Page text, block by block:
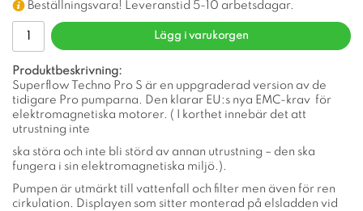
Beställningsvara! Leveranstid 5-10 arbetsdagar.
Lägg i varukorgen
Produktbeskrivning:
Superflow Techno Pro S är en uppgraderad version av de
tidigare Pro pumparna. Den klarar EU:s nya EMC-krav för
elektromagnetiska motorer. ( I korthet innebär det att
utrustning inte
ska störa och inte bli störd av annan utrustning – den ska
fungera i sin elektromagnetiska miljö.).
Pumpen är utmärkt till vattenfall och filter men även för ren
cirkulation. Displayen som sitter monterad på elsladden vid